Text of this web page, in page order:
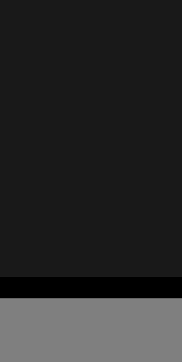
en nueva ventana)
nueva ventana)